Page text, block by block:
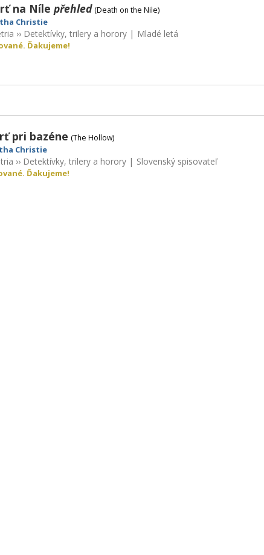
na Níle přehled (Death on the Nile)
Christie
›› Detektívky, trilery a horory| Mladé letá
Ďakujeme!
pri bazéne (The Hollow)
Christie
›› Detektívky, trilery a horory| Slovenský spisovateľ
Ďakujeme!